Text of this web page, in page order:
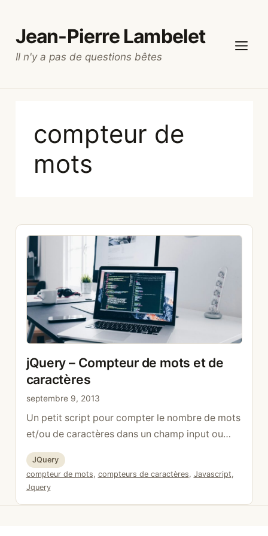
contenu
Jean-Pierre Lambelet
Il n'y a pas de questions bêtes
compteur de
mots
jQuery – Compteur de mots et de
caractères
septembre 9, 2013
Un petit script pour compter le nombre de mots
et/ou de caractères dans un champ input ou
textarea <input id= »text » name= »text »
type= »text » /> <span id= »count »>
</span> »; On place le script dans la fonction
Catégories
JQuery
Étiquettes
compteur de mots, compteurs de caractères, Javascript,
Jquery